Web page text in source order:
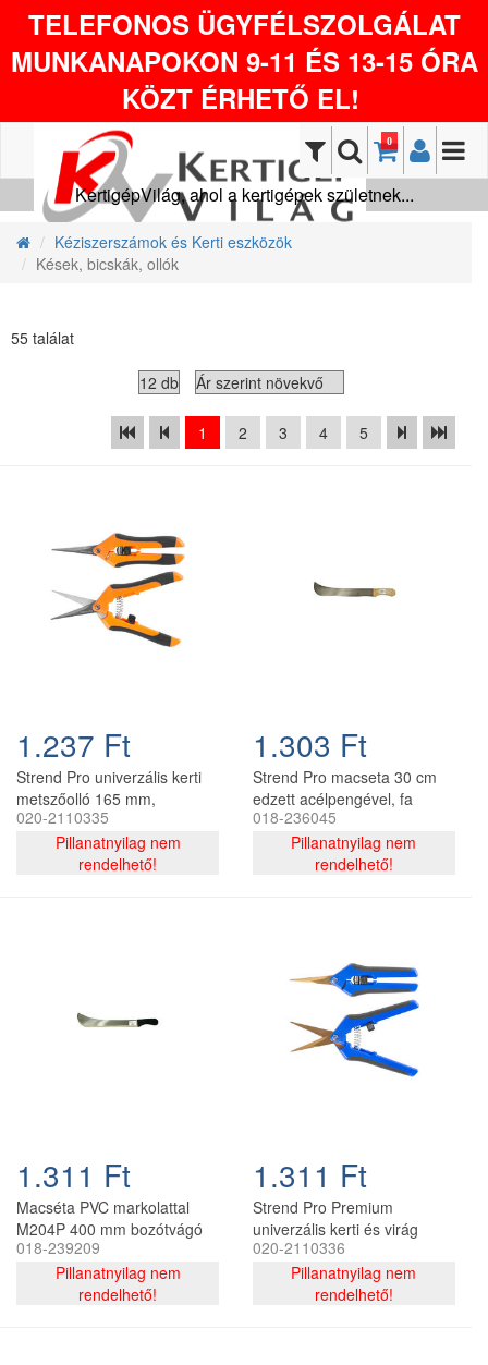
TELEFONOS ÜGYFÉLSZOLGÁLAT
MUNKANAPOKON 9-11 ÉS 13-15 ÓRA
KÖZT ÉRHETŐ EL!
0
KertigépVilág, ahol a kertigépek születnek...
Kéziszerszámok és Kerti eszközök
Kések, bicskák, ollók
55 találat
1 2 3 4 5
1.237 Ft
Strend Pro univerzális kerti
metszőolló 165 mm,
narancssárga
020-2110335
Pillanatnyilag nem
rendelhető!
1.303 Ft
Strend Pro macseta 30 cm
edzett acélpengével, fa
nyéllel M204W ST
018-236045
Pillanatnyilag nem
rendelhető!
1.311 Ft
Macséta PVC markolattal
M204P 400 mm bozótvágó
kés
018-239209
Pillanatnyilag nem
rendelhető!
1.311 Ft
Strend Pro Premium
univerzális kerti és virág
szüretelő olló, titán penge,
kék, 167 mm
020-2110336
Pillanatnyilag nem
rendelhető!